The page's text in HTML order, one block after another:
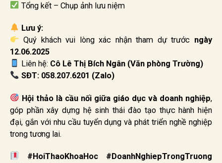
Tổng kết – Chụp ảnh lưu niệm
Lưu ý:
Quý khách vui lòng xác nhận tham dự trước ngày
12.06.2025
Liên hệ: Cô Lê Thị Bích Ngân (Văn phòng Trường)
SĐT: 058.207.6201 (Zalo)
Hội thảo là cầu nối giữa giáo dục và doanh nghiệp,
góp phần xây dựng hệ sinh thái đào tạo thực hành hiện
đại, gắn với nhu cầu tuyển dụng và phát triển nghề nghiệp
trong tương lai.
#HoiThaoKhoaHoc #DoanhNghiepTrongTruong